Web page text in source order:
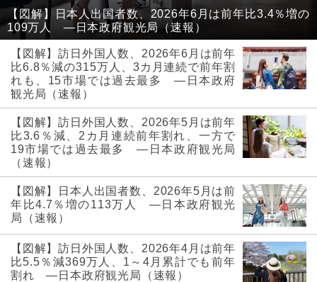
【図解】日本人出国者数、2026年6月は前年比3.4％増の
109万人 ―日本政府観光局（速報）
【図解】訪日外国人数、2026年6月は前年
比6.8％減の315万人、3カ月連続で前年割
れも、15市場では過去最多 ―日本政府
観光局（速報）
【図解】訪日外国人数、2026年5月は前年
比3.6％減、2カ月連続前年割れ、一方で
19市場では過去最多 ―日本政府観光局
（速報）
【図解】日本人出国者数、2026年5月は前
年比4.7％増の113万人 ―日本政府観光
局（速報）
【図解】訪日外国人数、2026年4月は前年
比5.5％減369万人、1～4月累計でも前年
割れ ―日本政府観光局（速報）